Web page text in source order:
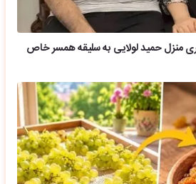
منزل حمید لولایی به سلیقه همسر خاص